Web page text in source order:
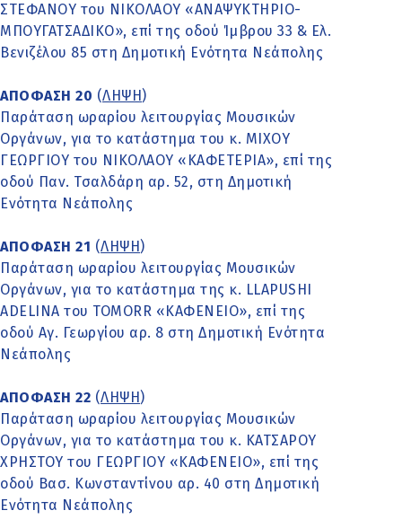
ΣΤΕΦΑΝΟΥ του ΝΙΚΟΛΑΟΥ «ΑΝΑΨΥΚΤΗΡΙΟ-
ΜΠΟΥΓΑΤΣΑΔΙΚΟ», επί της οδού Ίμβρου 33 & Ελ.
Βενιζέλου 85 στη Δημοτική Ενότητα Νεάπολης
ΑΠΟΦΑΣΗ 20 (ΛΗΨΗ )
Παράταση ωραρίου λειτουργίας Μουσικών
Οργάνων, για το κατάστημα του κ. ΜΙΧΟΥ
ΓΕΩΡΓΙΟΥ του ΝΙΚΟΛΑΟΥ «ΚΑΦΕΤΕΡΙΑ», επί της
οδού Παν. Τσαλδάρη αρ. 52, στη Δημοτική
Ενότητα Νεάπολης
ΑΠΟΦΑΣΗ 21 (ΛΗΨΗ )
Παράταση ωραρίου λειτουργίας Μουσικών
Οργάνων, για το κατάστημα της κ. LLAPUSHI
ADELINA του TOMORR «ΚΑΦΕΝΕΙΟ», επί της
οδού Αγ. Γεωργίου αρ. 8 στη Δημοτική Ενότητα
Νεάπολης
ΑΠΟΦΑΣΗ 22 (ΛΗΨΗ )
Παράταση ωραρίου λειτουργίας Μουσικών
Οργάνων, για το κατάστημα του κ. ΚΑΤΣΑΡΟΥ
ΧΡΗΣΤΟΥ του ΓΕΩΡΓΙΟΥ «ΚΑΦΕΝΕΙΟ», επί της
οδού Βασ. Κωνσταντίνου αρ. 40 στη Δημοτική
Ενότητα Νεάπολης